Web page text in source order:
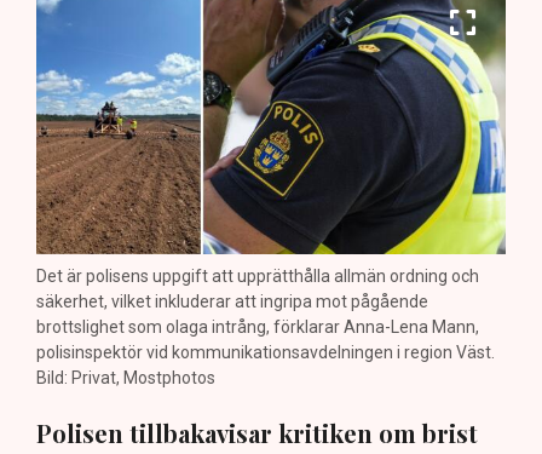
Det är polisens uppgift att upprätthålla allmän ordning och
säkerhet, vilket inkluderar att ingripa mot pågående
brottslighet som olaga intrång, förklarar Anna-Lena Mann,
polisinspektör vid kommunikationsavdelningen i region Väst.
Bild: Privat, Mostphotos
Polisen tillbakavisar kritiken om brist